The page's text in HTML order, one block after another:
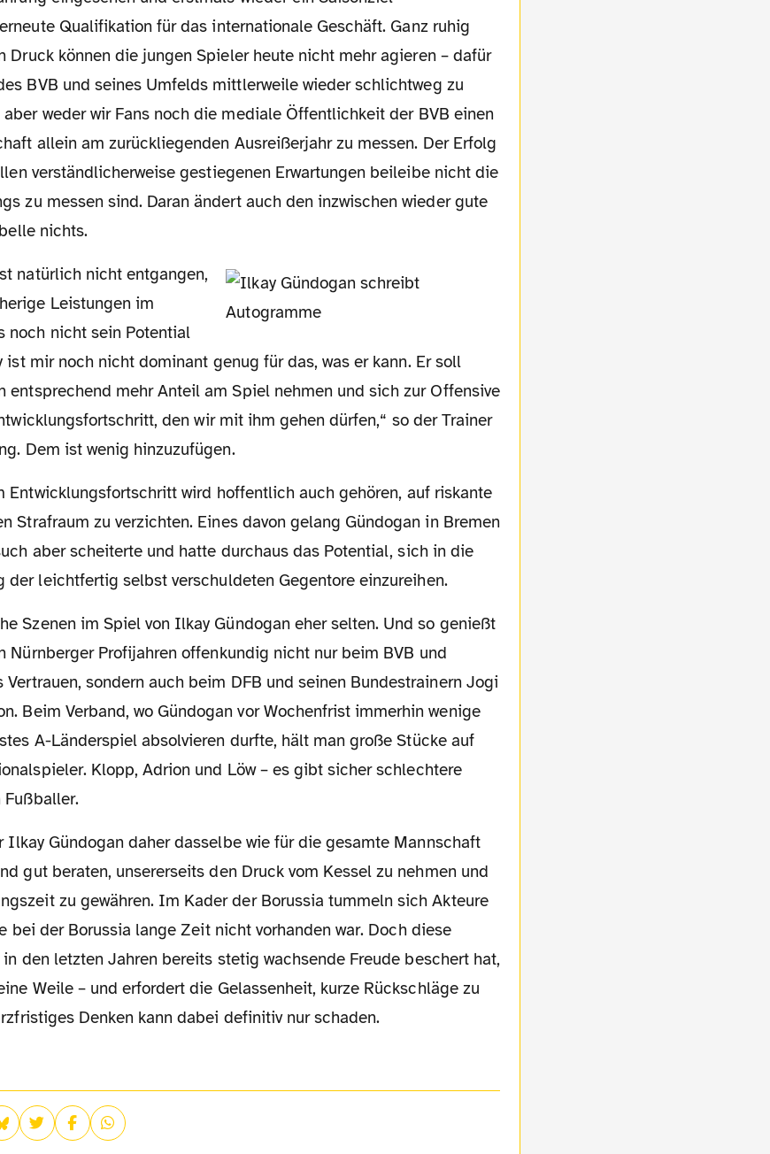
Qualifikation für das internationale Geschäft. Ganz ruhig
Druck können die jungen Spieler heute nicht mehr agieren – dafür
BVB und seines Umfelds mittlerweile wieder schlichtweg zu
weder wir Fans noch die mediale Öffentlichkeit der BVB einen
allein am zurückliegenden Ausreißerjahr zu messen. Der Erfolg
verständlicherweise gestiegenen Erwartungen beileibe nicht die
zu messen sind. Daran ändert auch den inzwischen wieder gute
nichts.
Leistungen im
noch nicht sein Potential
ist mir noch nicht dominant genug für das, was er kann. Er soll
entsprechend mehr Anteil am Spiel nehmen und sich zur Offensive
den wir mit ihm gehen dürfen,“ so der Trainer
Dem ist wenig hinzuzufügen.
Strafraum zu verzichten. Eines davon gelang Gündogan in Bremen
aber scheiterte und hatte durchaus das Potential, sich in die
der leichtfertig selbst verschuldeten Gegentore einzureihen.
Nürnberger Profijahren offenkundig nicht nur beim BVB und
sondern auch beim DFB und seinen Bundestrainern Jogi
Beim Verband, wo Gündogan vor Wochenfrist immerhin wenige
A-Länderspiel absolvieren durfte, hält man große Stücke auf
Klopp, Adrion und Löw – es gibt sicher schlechtere
Fußballer.
gut beraten, unsererseits den Druck vom Kessel zu nehmen und
zu gewähren. Im Kader der Borussia tummeln sich Akteure
bei der Borussia lange Zeit nicht vorhanden war. Doch diese
den letzten Jahren bereits stetig wachsende Freude beschert hat,
Weile – und erfordert die Gelassenheit, kurze Rückschläge zu
Denken kann dabei definitiv nur schaden.